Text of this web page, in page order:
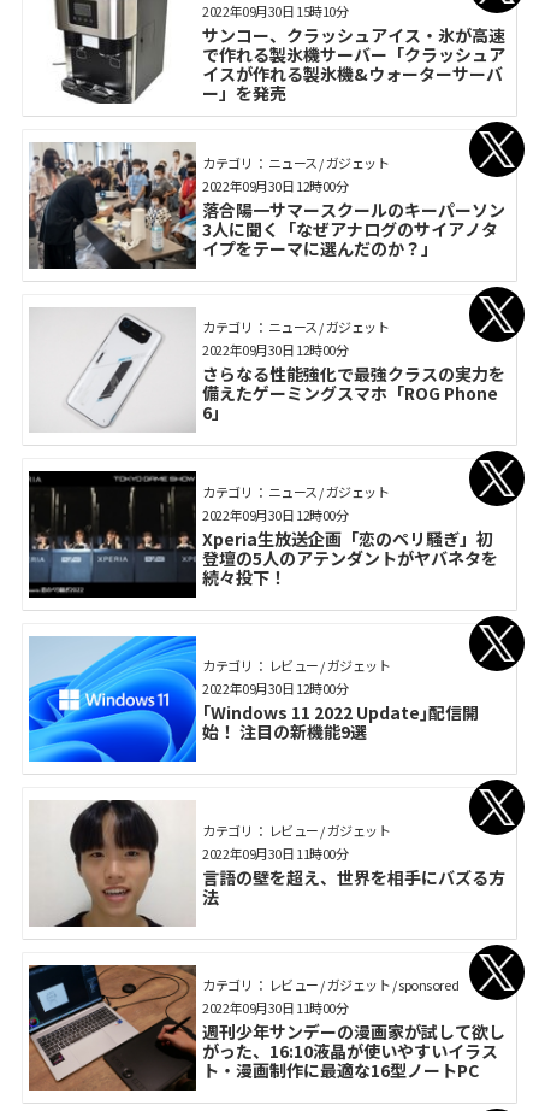
サンコー、クラッシュアイス・氷が高速
で作れる製氷機サーバー「クラッシュア
イスが作れる製氷機&ウォーターサーバ
ー」を発売
2022年09月30日 15時10分
カテゴリ： ニュース / ガジェット
落合陽一サマースクールのキーパーソン
3人に聞く「なぜアナログのサイアノタ
イプをテーマに選んだのか？」
2022年09月30日 12時00分
カテゴリ： ニュース / ガジェット
さらなる性能強化で最強クラスの実力を
備えたゲーミングスマホ「ROG Phone
6」
2022年09月30日 12時00分
カテゴリ： ニュース / ガジェット
Xperia生放送企画「恋のペリ騒ぎ」初
登壇の5人のアテンダントがヤバネタを
続々投下！
2022年09月30日 12時00分
カテゴリ： レビュー / ガジェット
｢Windows 11 2022 Update｣配信開
始！ 注目の新機能9選
2022年09月30日 12時00分
カテゴリ： レビュー / ガジェット
言語の壁を超え、世界を相手にバズる方
法
2022年09月30日 11時00分
カテゴリ： レビュー / ガジェット / sponsored
週刊少年サンデーの漫画家が試して欲し
がった、16:10液晶が使いやすいイラス
ト・漫画制作に最適な16型ノートPC
2022年09月30日 11時00分